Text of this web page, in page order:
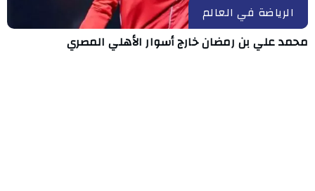
الرياضة في العالم
محمد علي بن رمضان خارج أسوار الأهلي المصري